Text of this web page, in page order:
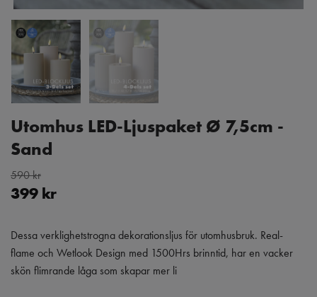
Utomhus LED-Ljuspaket Ø 7,5cm -
Sand
590 kr
399 kr
Dessa verklighetstrogna dekorationsljus för utomhusbruk. Real-
flame och Wetlook Design med 1500Hrs brinntid, har en vacker
skön flimrande låga som skapar mer li